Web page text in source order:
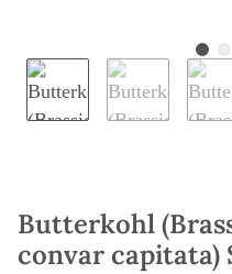
Butterkohl
convar capitata)